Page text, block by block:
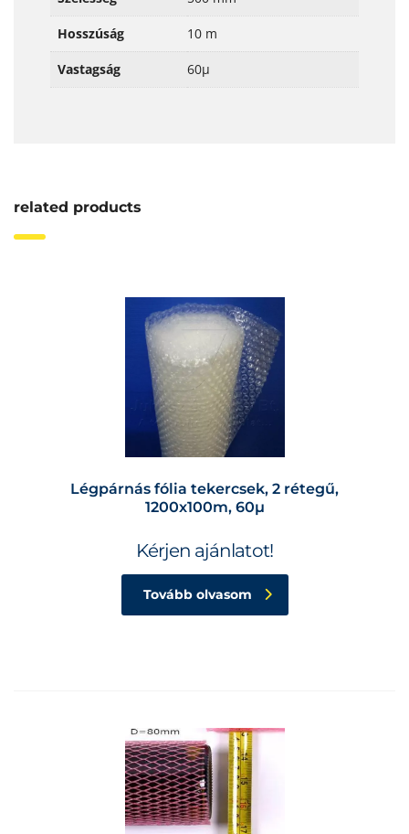
Hosszúság 10 m
Vastagság 60μ
related products
Légpárnás fólia tekercsek, 2 rétegű,
1200x100m, 60µ
Kérjen ajánlatot!
Tovább olvasom